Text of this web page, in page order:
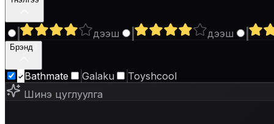
дээш дээш
Брэнд
Bathmate Galaku
Toyshcool
Шинэ цуглуулга